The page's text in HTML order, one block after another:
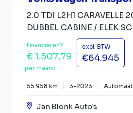
2.0 TDI L2H1 CARAVELLE
DUBBEL CABINE /
Financieren?
€ 1.507,79
per maand
excl. BTW
€64.945
55.958 km 3-2023 Automaat
Jan Blonk Auto's